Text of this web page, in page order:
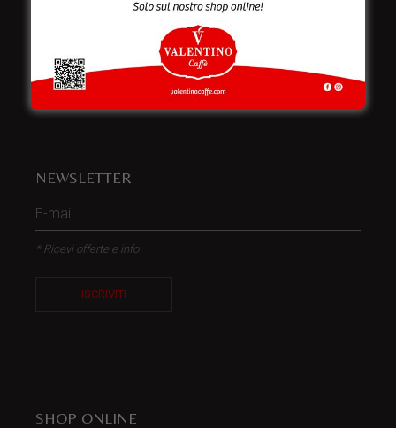
02583710757
NEWSLETTER
* Ricevi offerte e info
ISCRIVITI
SHOP ONLINE